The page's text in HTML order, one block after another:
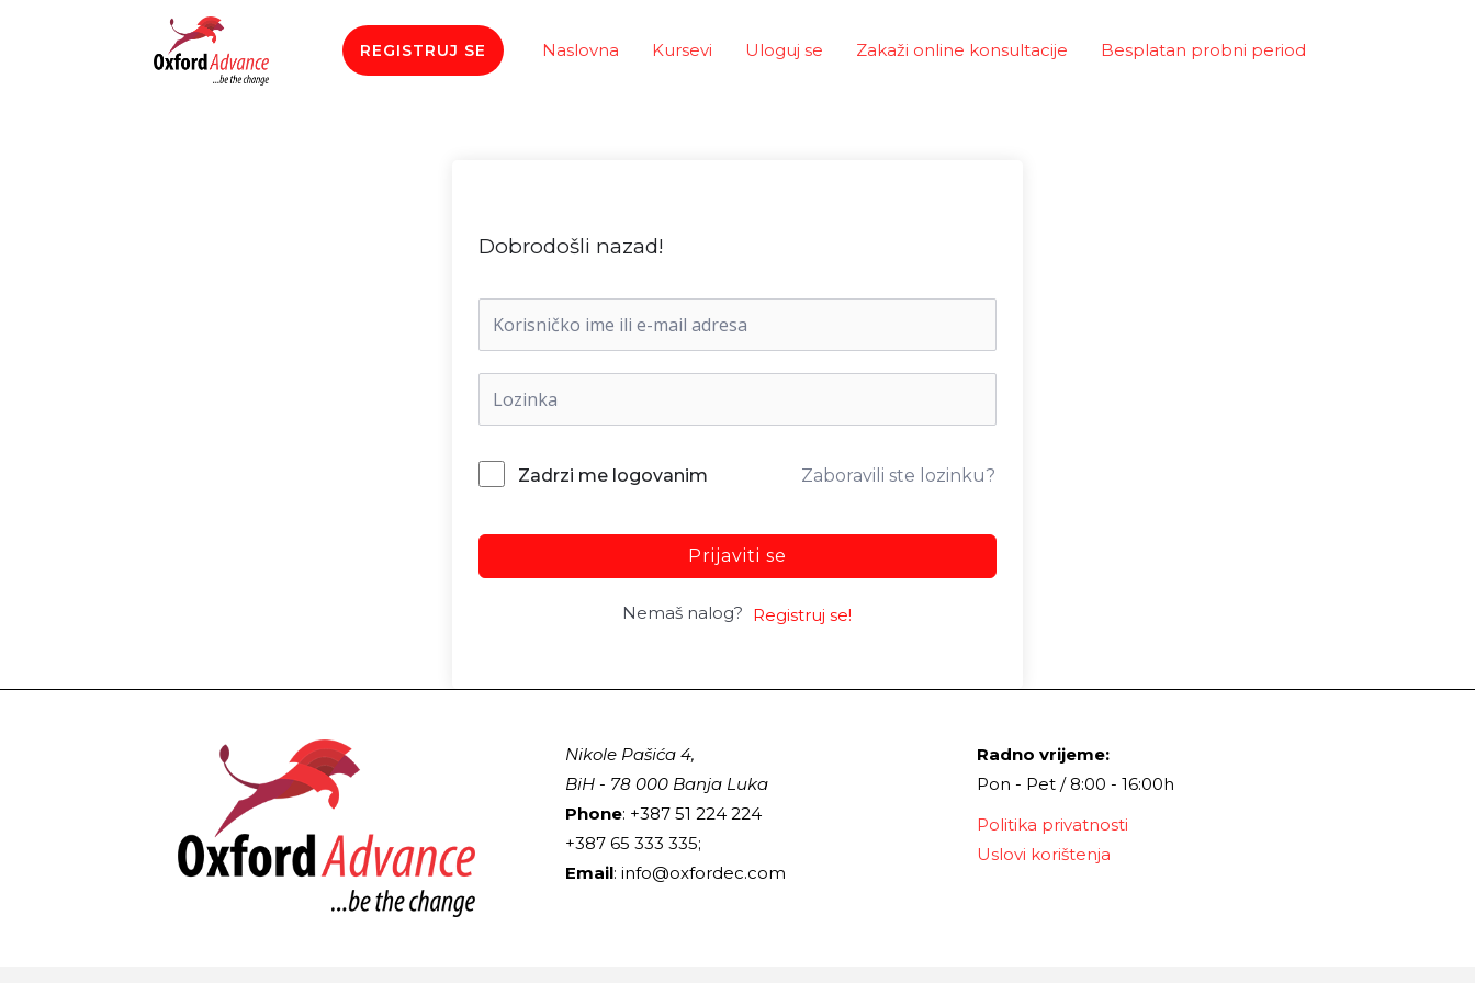
REGISTRUJ SE Naslovna Kursevi Uloguj se Zakaži online konsultacije Besplatan probni period
Dobrodošli nazad!
Zadrzi me logovanim Zaboravili ste lozinku?
Prijaviti se
Nemaš nalog? Registruj se!
Nikole Pašića 4,
BiH - 78 000 Banja Luka
Phone: +387 51 224 224
+387 65 333 335;
Email: info@oxfordec.com
Radno vrijeme:
Pon - Pet / 8:00 - 16:00h
Politika privatnosti
Uslovi korištenja